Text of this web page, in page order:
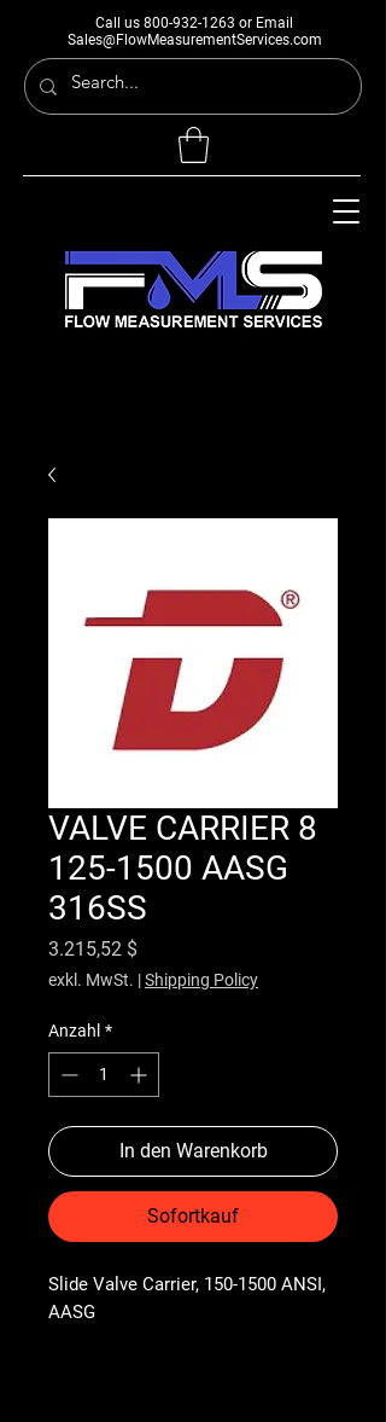
Call us 800-932-1263 or Email
Sales@FlowMeasurementServices.com
VALVE CARRIER 8
125-1500 AASG
316SS
3.215,52 $
exkl. MwSt. |Shipping Policy
Anzahl *
In den Warenkorb
Sofortkauf
Slide Valve Carrier, 150-1500 ANSI,
AASG